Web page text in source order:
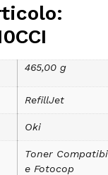
465,00 g
RefillJet
Oki
Toner
e Fotocop